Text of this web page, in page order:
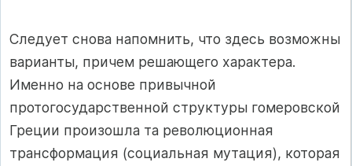
Следует снова напомнить, что здесь возможны
варианты, причем решающего характера.
Именно на основе привычной
протогосударственной структуры гомеровской
Греции произошла та революционная
трансформация (социальная мутация), которая